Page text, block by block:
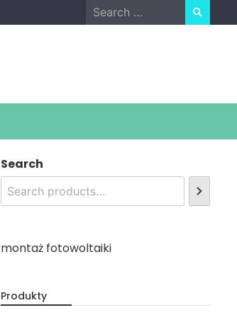
Search
for:
Search
montaż fotowoltaiki
Produkty